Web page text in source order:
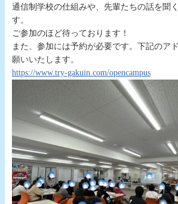
通信制学校の仕組みや、先輩たちの話を聞
す。
ご参加のほど待っております！
また、参加には予約が必要です。下記のア
願いいたします。
https://www.try-gakuin.com/opencampus